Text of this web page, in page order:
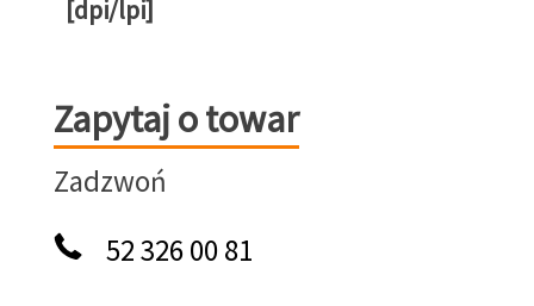
[dpi/lpi]
Zapytaj o towar
Zapytaj o towar
Zadzwoń
52 326 00 81